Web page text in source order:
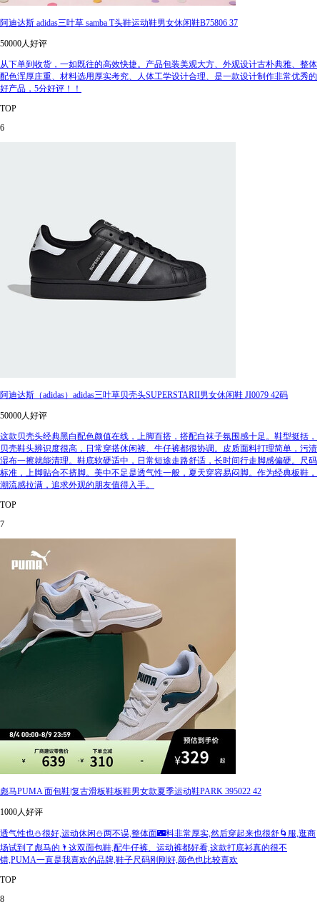
阿迪达斯 adidas三叶草 samba T头鞋运动鞋男女休闲鞋B75806 37
50000人好评
从下单到收货，一如既往的高效快捷。产品包装美观大方、外观设计古朴典雅、整体
配色浑厚庄重、材料选用厚实考究、人体工学设计合理、是一款设计制作非常优秀的
好产品，5分好评！！
TOP
6
阿迪达斯（adidas）adidas三叶草贝壳头SUPERSTARII男女休闲鞋 JI0079 42码
50000人好评
这款贝壳头经典黑白配色颜值在线，上脚百搭，搭配白袜子氛围感十足。鞋型挺括，
贝壳鞋头辨识度很高，日常穿搭休闲裤、牛仔裤都很协调。皮质面料打理简单，污渍
湿布一擦就能清理。鞋底软硬适中，日常短途走路舒适，长时间行走脚感偏硬。尺码
标准，上脚贴合不挤脚。美中不足是透气性一般，夏天穿容易闷脚。作为经典板鞋，
潮流感拉满，追求外观的朋友值得入手。
TOP
7
彪马PUMA 面包鞋|复古滑板鞋板鞋男女款夏季运动鞋PARK 395022 42
1000人好评
透气性也⛄很好,运动休闲⛄两不误,整体面🌃料非常厚实,然后穿起来也很舒🌀服,逛商
场试到了彪马的🌂这双面包鞋,配牛仔裤、运动裤都好看,这款打底衫真的很不
错,PUMA一直是我喜欢的品牌,鞋子尺码刚刚好,颜色也比较喜欢
TOP
8